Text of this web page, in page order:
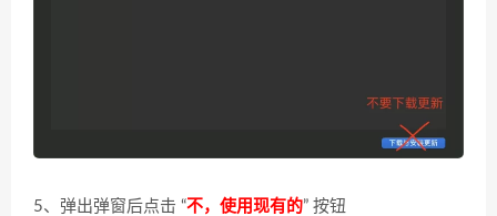
5、弹出弹窗后点击 “不，使用现有的” 按钮